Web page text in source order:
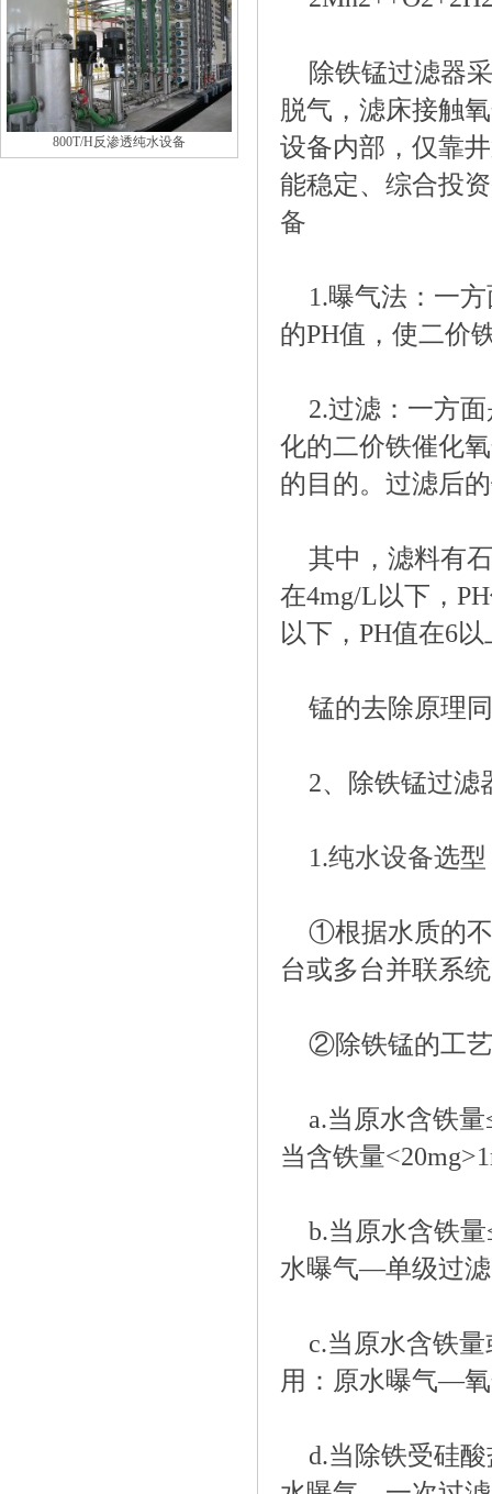
800T/H反渗透纯水设备
除铁锰过滤器
脱气，滤床接触
设备内部，仅靠
能稳定、综合投
备
1.曝气法：一
的PH值，使二价
2.过滤：一方
化的二价铁催化
的目的。过滤后
其中，滤料有
在4mg/L以下，
以下，PH值在6
锰的去除原理
2、除铁锰过滤
1.纯水设备选型
①根据水质的
台或多台并联系
②除铁锰的工
a.当原水含铁
当含铁量
b.当原水含铁
水曝气—单级过
c.当原水含铁
用：原水曝气—
d.当除铁受硅